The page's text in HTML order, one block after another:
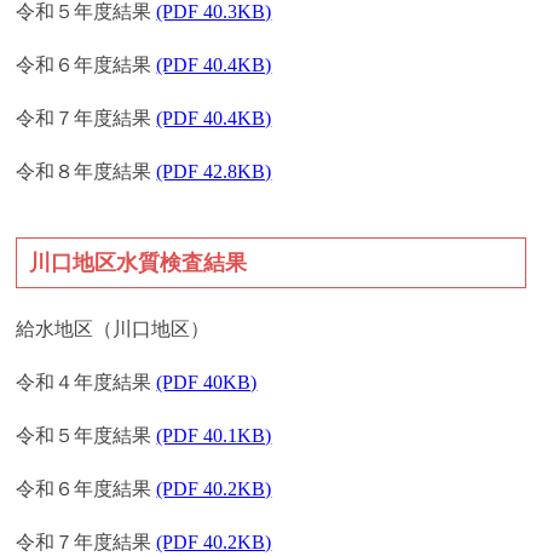
令和５年度結果(PDF 40.3KB)
令和６年度結果(PDF 40.4KB)
令和７年度結果(PDF 40.4KB)
令和８年度結果(PDF 42.8KB)
川口地区水質検査結果
給水地区（川口地区）
令和４年度結果(PDF 40KB)
令和５年度結果(PDF 40.1KB)
令和６年度結果(PDF 40.2KB)
令和７年度結果(PDF 40.2KB)